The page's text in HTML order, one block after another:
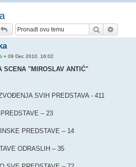
Pretraga
» 09 Dec 2010, 16:02
SCENA "MIROSLAV ANTIĆ"
SVIH PREDSTAVA - 411
– 23
PREDSTAVE – 14
ODRASLIH – 35